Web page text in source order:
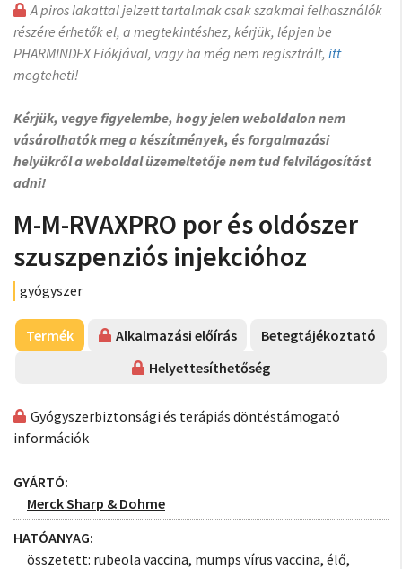
A piros lakattal jelzett tartalmak csak szakmai felhasználók
részére érhetők el, a megtekintéshez, kérjük, lépjen be
PHARMINDEX Fiókjával, vagy ha még nem regisztrált, itt
megteheti!
Kérjük, vegye figyelembe, hogy jelen weboldalon nem
vásárolhatók meg a készítmények, és forgalmazási
helyükről a weboldal üzemeltetője nem tud felvilágosítást
adni!
M-M-RVAXPRO por és oldószer
szuszpenziós injekcióhoz
gyógyszer
Termék Alkalmazási előírás
Betegtájékoztató
Helyettesíthetőség
Gyógyszerbiztonsági és terápiás döntéstámogató
információk
GYÁRTÓ:
Merck Sharp & Dohme
HATÓANYAG:
összetett: rubeola vaccina, mumps vírus vaccina, élő,